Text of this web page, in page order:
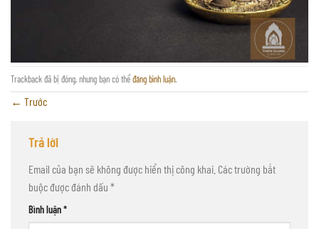
Trackback đã bị đóng, nhưng bạn có thểđăng bình luận.
← Trước
Trả lời
Email của bạn sẽ không được hiển thị công khai. Các trường bắt
buộc được đánh dấu *
Bình luận*